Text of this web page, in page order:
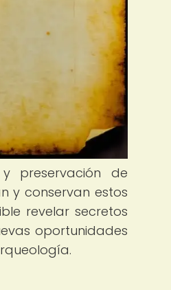
preservación de
y conservan estos
revelar secretos
oportunidades